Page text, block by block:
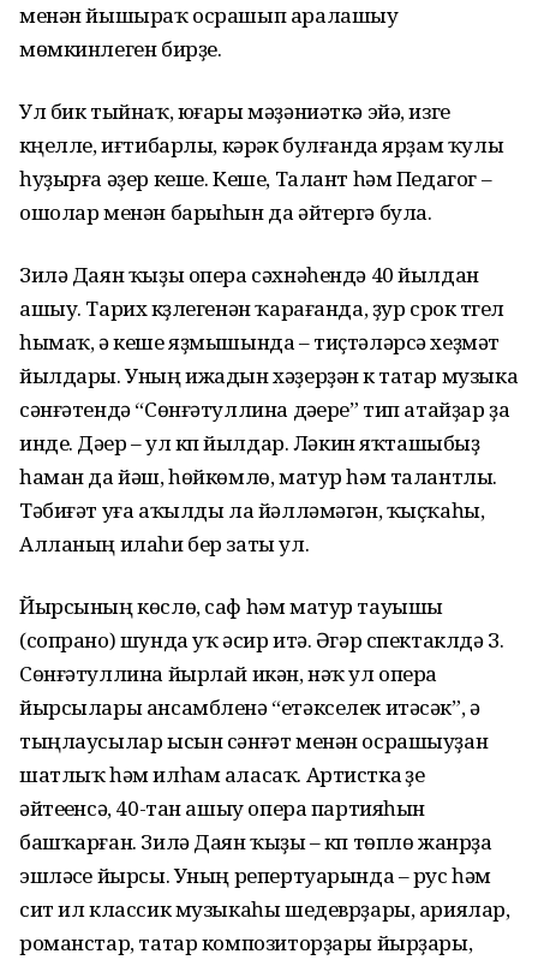
менән йышыраҡ осрашып аралашыу
мөмкинлеген бирҙе.
Ул бик тыйнаҡ, юғары мәҙәниәткә эйә, изге
күңелле, иғтибарлы, кәрәк булғанда ярҙам ҡулы
һуҙырға әҙер кеше. Кеше, Талант һәм Педагог –
ошолар менән барыһын да әйтергә була.
Зилә Даян ҡыҙы опера сәхнәһендә 40 йылдан
ашыу. Тарих күҙлегенән ҡарағанда, ҙур срок түгел
һымаҡ, ә кеше яҙмышында – тиҫтәләрсә хеҙмәт
йылдары. Уның ижадын хәҙерҙән үк татар музыка
сәнғәтендә “Сөнғәтуллина дәүере” тип атайҙар ҙа
инде. Дәүер – ул күп йылдар. Ләкин яҡташыбыҙ
һаман да йәш, һөйкөмлө, матур һәм талантлы.
Тәбиғәт уға аҡылды ла йәлләмәгән, ҡыҫҡаһы,
Алланың илаһи бер заты ул.
Йырсының көслө, саф һәм матур тауышы
(сопрано) шунда уҡ әсир итә. Әгәр спектаклдә З.
Сөнғәтуллина йырлай икән, нәҡ ул опера
йырсылары ансамбленә “етәкселек итәсәк”, ә
тыңлаусылар ысын сәнғәт менән осрашыуҙан
шатлыҡ һәм илһам аласаҡ. Артистка үҙе
әйтеүенсә, 40-тан ашыу опера партияһын
башҡарған. Зилә Даян ҡыҙы – күп төплө жанрҙа
эшләүсе йырсы. Уның репертуарында – рус һәм
сит ил классик музыкаһы шедеврҙары, ариялар,
романстар, татар композиторҙары йырҙары,